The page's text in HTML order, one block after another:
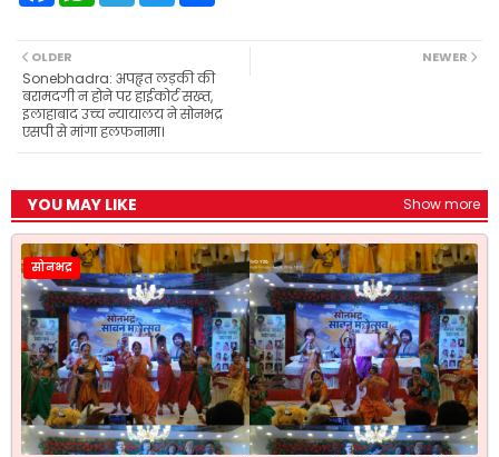
b
o
o
k
p
p
r
a
m
e
r
NEWER
OLDER
Sonebhadra: अपहृत लड़की की
बरामदगी न होने पर हाईकोर्ट सख्त,
इलाहाबाद उच्च न्यायालय ने सोनभद्र
एसपी से मांगा हलफनामा।
YOU MAY LIKE Show more
सोनभद्र